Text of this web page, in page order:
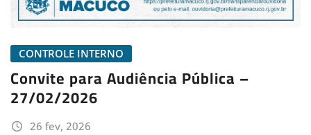
CONTROLE INTERNO
Convite para Audiência Pública –
27/02/2026
26 fev, 2026